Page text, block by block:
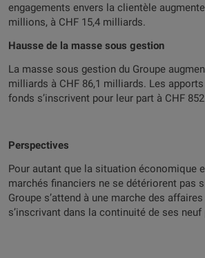
engagements envers la clientèle
millions, à CHF 15,4 milliards.
Hausse de la masse sous gestion
La masse sous gestion du Groupe
milliards à CHF 86,1 milliards. Les
fonds s’inscrivent pour leur part à CHF
Perspectives
Pour autant que la situation économique
marchés financiers ne se détériorent pas
Groupe s’attend à une marche des affaires
s’inscrivant dans la continuité de ses